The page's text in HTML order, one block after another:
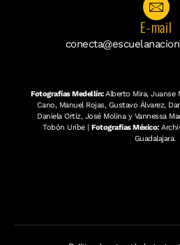
E-mail
Fotografías Medellín:Alberto Mira, Juanse
Cano, Manuel Rojas, Gustavo Álvarez,
Daniela Ortiz, José Molina y Vannessa
Tobón Uribe | Fotografías México:
Guadalajara.